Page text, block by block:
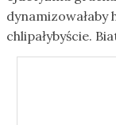
chlipałybyście.